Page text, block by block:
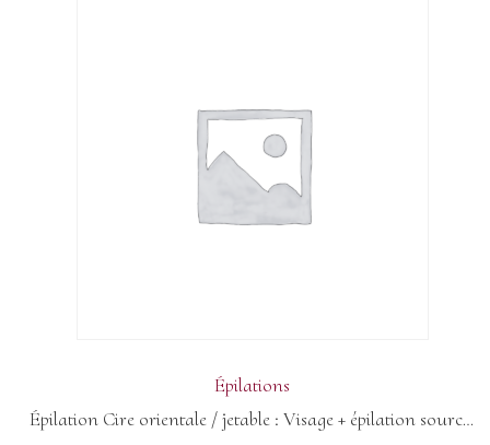
Épilations
Épilation Cire orientale / jetable : Visage + épilation sourcils + teinture